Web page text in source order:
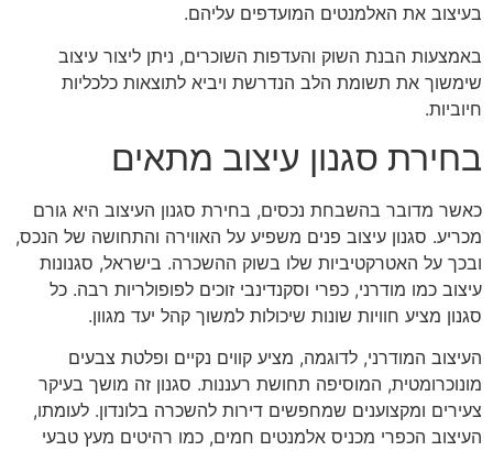
בעיצוב את האלמנטים המועדפים עליהם.
באמצעות הבנת השוק והעדפות השוכרים, ניתן ליצור עיצוב
שימשוך את תשומת הלב הנדרשת ויביא לתוצאות כלכליות
חיוביות.
בחירת סגנון עיצוב מתאים
כאשר מדובר בהשבחת נכסים, בחירת סגנון העיצוב היא גורם
מכריע. סגנון עיצוב פנים משפיע על האווירה והתחושה של הנכס,
ובכך על האטרקטיביות שלו בשוק ההשכרה. בישראל, סגנונות
עיצוב כמו מודרני, כפרי וסקנדינבי זוכים לפופולריות רבה. כל
סגנון מציע חוויות שונות שיכולות למשוך קהל יעד מגוון.
העיצוב המודרני, לדוגמה, מציע קווים נקיים ופלטת צבעים
מונוכרומטית, המוסיפה תחושת רעננות. סגנון זה מושך בעיקר
צעירים ומקצוענים שמחפשים דירות להשכרה בלונדון. לעומתו,
העיצוב הכפרי מכניס אלמנטים חמים, כמו רהיטים מעץ טבעי